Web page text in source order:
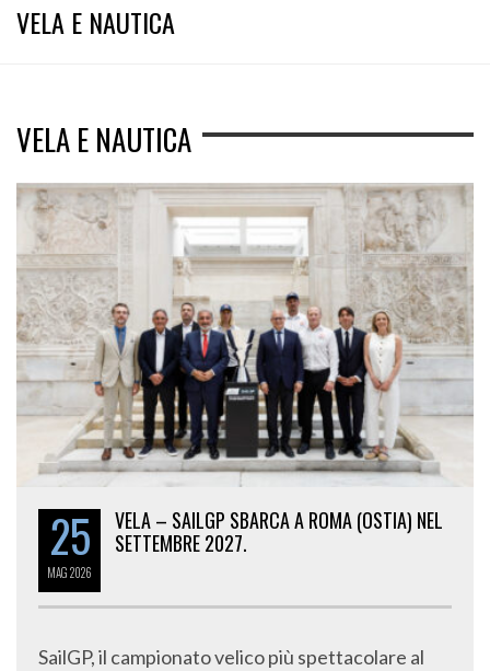
VELA E NAUTICA
VELA E NAUTICA
25
MAG2026
VELA – SAILGP SBARCA A ROMA (OSTIA) NEL
SETTEMBRE 2027.
SailGP, il campionato velico più spettacolare al